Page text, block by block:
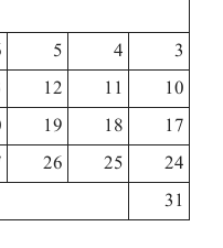
3
4
5
10
11
12
17
18
19
24
25
26
31